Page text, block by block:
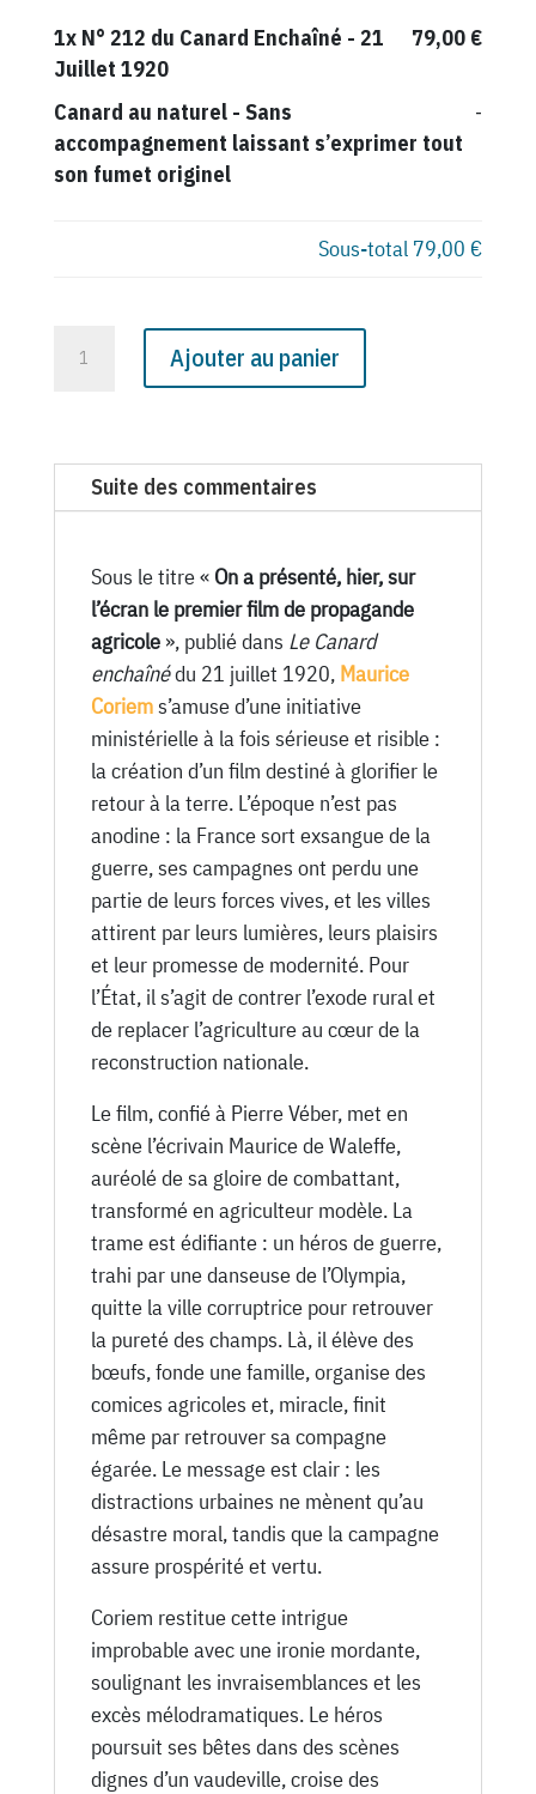
1x N° 212 du Canard Enchaîné - 21
Juillet 1920
79,00 €
Canard au naturel- Sans
accompagnement laissant s’exprimer tout
son fumet originel
-
Sous-total 79,00 €
du
Canard
Juillet
1920
Ajouter au panier
Suite des commentaires
Sous le titre «On a présenté, hier, sur
l’écran le premier film de propagande
agricole», publié dans Le Canard
enchaînédu 21 juillet 1920, Maurice
Coriems’amuse d’une initiative
ministérielle à la fois sérieuse et risible :
la création d’un film destiné à glorifier le
retour à la terre. L’époque n’est pas
anodine : la France sort exsangue de la
guerre, ses campagnes ont perdu une
partie de leurs forces vives, et les villes
attirent par leurs lumières, leurs plaisirs
et leur promesse de modernité. Pour
l’État, il s’agit de contrer l’exode rural et
de replacer l’agriculture au cœur de la
reconstruction nationale.
Le film, confié à Pierre Véber, met en
scène l’écrivain Maurice de Waleffe,
auréolé de sa gloire de combattant,
transformé en agriculteur modèle. La
trame est édifiante : un héros de guerre,
trahi par une danseuse de l’Olympia,
quitte la ville corruptrice pour retrouver
la pureté des champs. Là, il élève des
bœufs, fonde une famille, organise des
comices agricoles et, miracle, finit
même par retrouver sa compagne
égarée. Le message est clair : les
distractions urbaines ne mènent qu’au
désastre moral, tandis que la campagne
assure prospérité et vertu.
Coriem restitue cette intrigue
improbable avec une ironie mordante,
soulignant les invraisemblances et les
excès mélodramatiques. Le héros
poursuit ses bêtes dans des scènes
dignes d’un vaudeville, croise des